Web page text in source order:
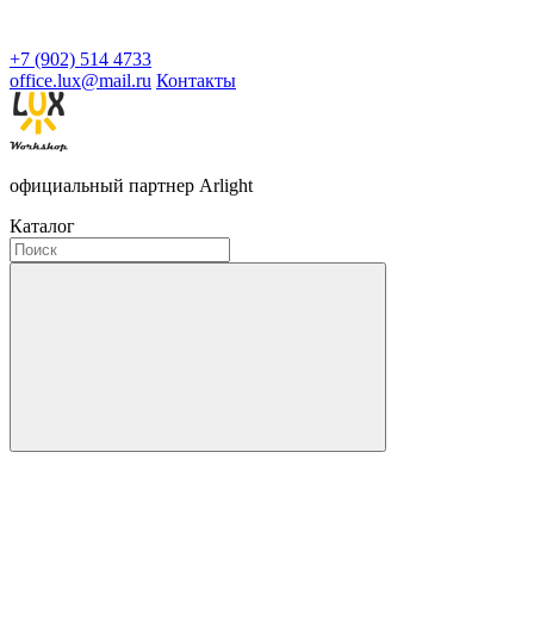
+7 (902) 514 4733
office.lux@mail.ru Контакты
официальный партнер Arlight
Каталог